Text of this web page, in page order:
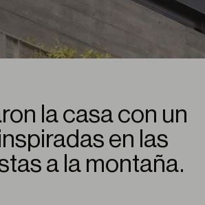
la casa con un
en las
a la montaña.